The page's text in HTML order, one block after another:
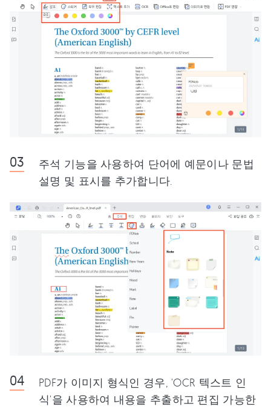
주석 기능을 사용하여 단어에 예문이나 문법
설명 및 표시를 추가합니다.
PDF가 이미지 형식인 경우, 'OCR 텍스트 인
식'을 사용하여 내용을 추출하고 편집 가능한